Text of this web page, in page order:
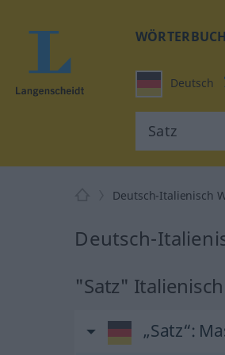
WÖRTERBUCH
Deutsch
Deutsch-Italienisch
Deutsch-
"Satz"
„Satz“: